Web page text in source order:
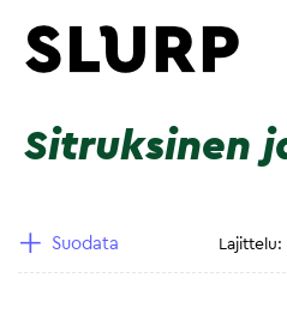
Sitruksinen
Suodata